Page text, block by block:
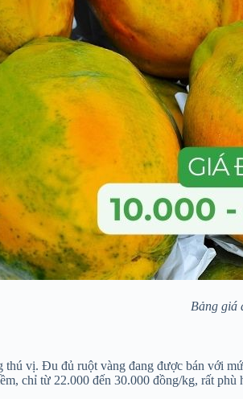
Bảng giá
thú vị. Đu đủ ruột vàng đang được bán với
chỉ từ 22.000 đến 30.000 đồng/kg, rất phù